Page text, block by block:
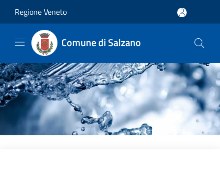
Regione Veneto
Comune di Salzano